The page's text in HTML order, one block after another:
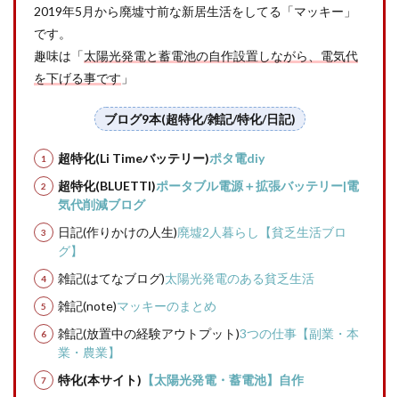
2019年5月から廃墟寸前な新居生活をしてる「マッキー」
です。
趣味は「太陽光発電と蓄電池の自作設置しながら、電気代
を下げる事です 」
ブログ9本(超特化/雑記/特化/日記)
超特化(Li Timeバッテリー)ポタ電diy
超特化(BLUETTI)ポータブル電源＋拡張バッテリー|電
気代削減ブログ
日記(作りかけの人生)廃墟2人暮らし【貧乏生活ブロ
グ】
雑記(はてなブログ)太陽光発電のある貧乏生活
雑記(note)マッキーのまとめ
雑記(放置中の経験アウトプット)3つの仕事【副業・本
業・農業】
特化(本サイト) 【太陽光発電・蓄電池】自作